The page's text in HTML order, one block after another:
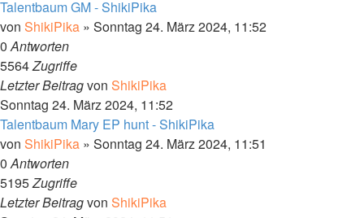
Talentbaum GM - ShikiPika
von ShikiPika » Sonntag 24. März 2024, 11:52
0Antworten
5564Zugriffe
Letzter Beitragvon ShikiPika
Sonntag 24. März 2024, 11:52
Talentbaum Mary EP hunt - ShikiPika
von ShikiPika » Sonntag 24. März 2024, 11:51
0Antworten
5195Zugriffe
Letzter Beitragvon ShikiPika